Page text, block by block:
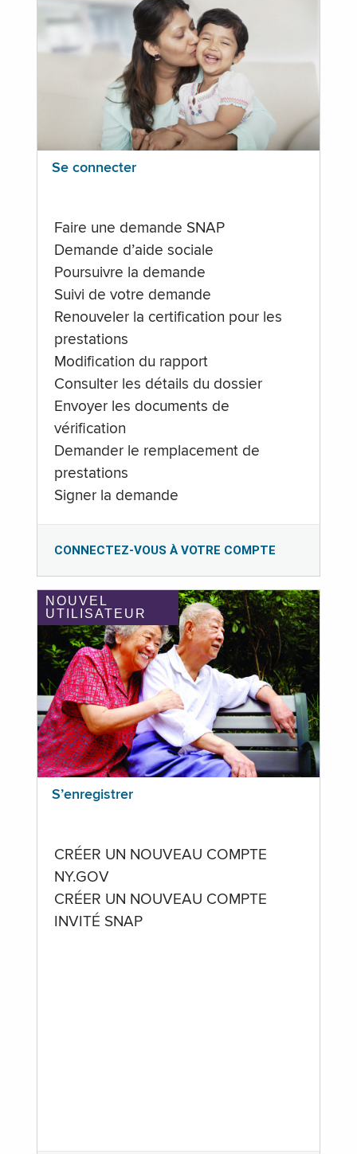
Se connecter
Faire une demande SNAP
Demande d’aide sociale
Poursuivre la demande
Suivi de votre demande
Renouveler la certification pour les
prestations
Modification du rapport
Consulter les détails du dossier
Envoyer les documents de
vérification
Demander le remplacement de
prestations
Signer la demande
CONNECTEZ-VOUS À VOTRE COMPTE
NOUVEL
UTILISATEUR
S’enregistrer
CRÉER UN NOUVEAU COMPTE
NY.GOV
CRÉER UN NOUVEAU COMPTE
INVITÉ SNAP